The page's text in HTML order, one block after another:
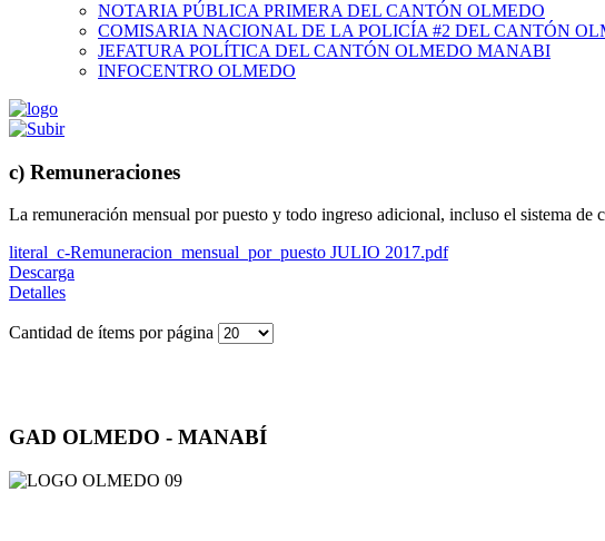
NOTARIA PÚBLICA PRIMERA DEL CANTÓN OLMEDO
COMISARIA NACIONAL DE LA POLICÍA #2 DEL CANTÓN
JEFATURA POLÍTICA DEL CANTÓN OLMEDO MANABI
INFOCENTRO OLMEDO
c) Remuneraciones
La remuneración mensual por puesto y todo ingreso adicional, incluso el sistema
literal_c-Remuneracion_mensual_por_puesto JULIO 2017.pdf
Descarga
Detalles
Cantidad de ítems por página
GAD OLMEDO - MANABÍ